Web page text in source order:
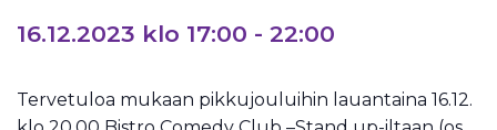
16.12.2023 klo 17:00 - 22:00
Tervetuloa mukaan pikkujouluihin lauantaina 16.12.